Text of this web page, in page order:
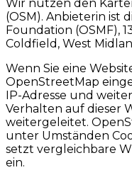
Wir nutzen den
(OSM). Anbieterin ist
Foundation (OSMF),
Coldfield, West
Wenn Sie eine
OpenStreetMap
IP-Adresse und
Verhalten auf dieser
weitergeleitet.
unter Umständen
setzt vergleichbare
ein.